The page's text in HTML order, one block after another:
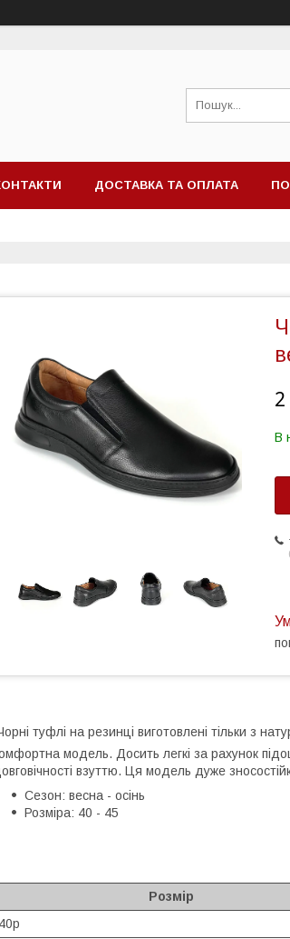
ДОСТАВКА ТА ОПЛАТА
В
туфлі на резинці виготовлені тільки з
модель. Досить легкі за рахунок
взуттю. Ця модель дуже
Сезон: весна - осінь
Розміра: 40 - 45
Розмір